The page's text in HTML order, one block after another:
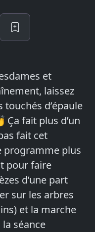
et
laissez
d’épaule
Ça fait plus d’un
fait cet
programme plus
pour faire
d’une part
sur les arbres
et la marche
séance